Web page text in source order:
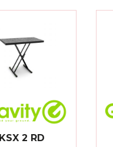
KSX 2 RD